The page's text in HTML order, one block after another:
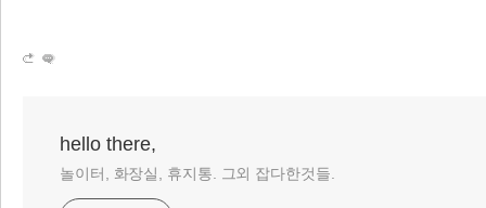
hello there,
놀이터, 화장실, 휴지통. 그외 잡다한것들.